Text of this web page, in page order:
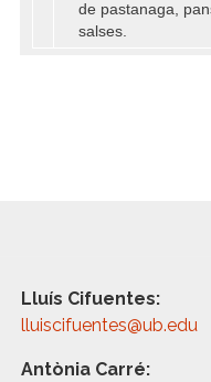
de pastanaga,
salses.
Lluís Cifuentes:
lluiscifuentes@ub.edu
Antònia Carré: